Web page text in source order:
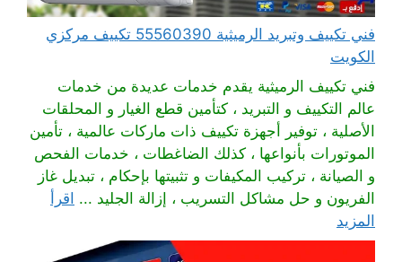
فني تكييف وتبريد الرميثية 55560390 تكييف مركزي
الكويت
فني تكييف الرميثية يقدم خدمات عديدة من خدمات
عالم التكييف و التبريد ، كتأمين قطع الغيار و المحلقات
الأصلية ، توفير أجهزة تكييف ذات ماركات عالمية ، تأمين
الموتورات بأنواعها ، كذلك الضاغطات ، خدمات الفحص
و الصيانة ، تركيب المكيفات و تثبيتها بإحكام ، تبديل غاز
الفريون و حل مشاكل التسريب ، إزالة الجليد ... اقرأ
المزيد